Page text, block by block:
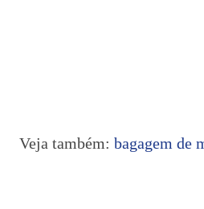
Veja também: bagagem de